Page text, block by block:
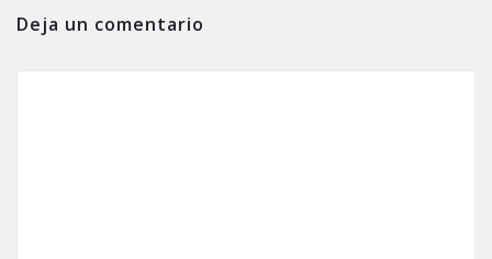
Deja un comentario